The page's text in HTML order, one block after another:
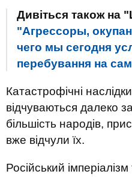
Дивіться також на
"Агрессоры,
чего мы сегодня
перебування на
Катастрофічні наслідки
відчуваються далеко
більшість народів,
вже відчули їх.
Російський